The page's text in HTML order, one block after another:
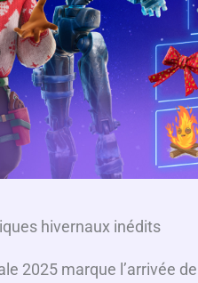
hivernaux inédits
2025 marque l’arrivée